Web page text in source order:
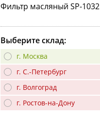
Фильтр масляный SP-1032
Выберите склад:
г. Москва
г. С.-Петербург
г. Волгоград
г. Ростов-на-Дону